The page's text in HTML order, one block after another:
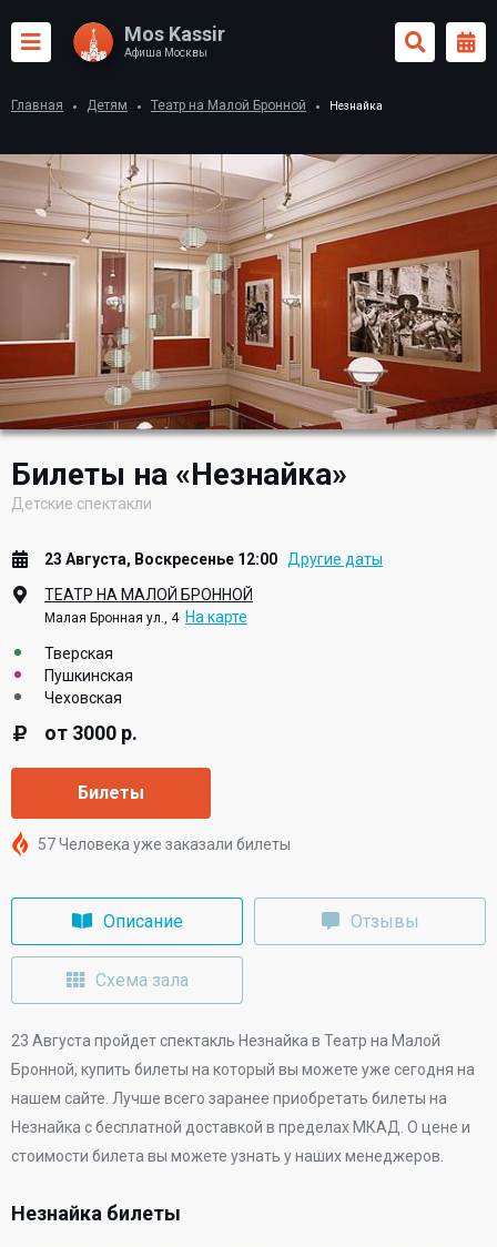
Mos Kassir
Афиша Москвы
Главная Детям Театр на Малой Бронной Незнайка
Билеты на «Незнайка»
Детские спектакли
23 Августа, Воскресенье 12:00
Другие даты
ТЕАТР НА МАЛОЙ БРОННОЙ
Малая Бронная ул., 4 На карте
Тверская
Пушкинская
Чеховская
от 3000 р.
Билеты
57 Человека уже заказали билеты
Описание Отзывы
Схема зала
23 Августа пройдет спектакль Незнайка в Театр на Малой
Бронной, купить билеты на который вы можете уже сегодня на
нашем сайте. Лучше всего заранее приобретать билеты на
Незнайка с бесплатной доставкой в пределах МКАД. О цене и
стоимости билета вы можете узнать у наших менеджеров.
Незнайка билеты